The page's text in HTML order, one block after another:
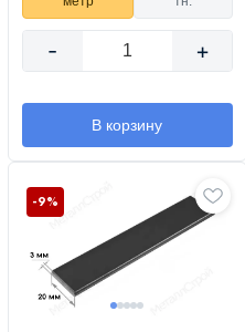
- +
В корзину
-9%